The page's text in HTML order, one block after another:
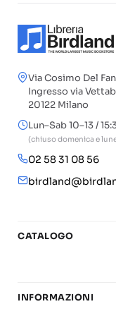
Via Cosimo Del
Ingresso via
20122 Milano
Lun–Sab 10–13 /
(chiuso domenica e
02 58 31 08 56
CATALOGO
Chitarra
INFORMAZIONI